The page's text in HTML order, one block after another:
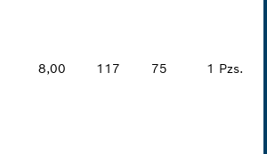
8,00 117 75 1 Pzs.